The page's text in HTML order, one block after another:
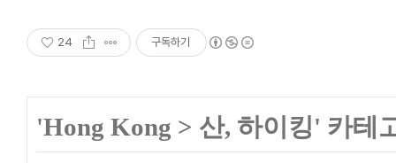
24 구독하기
'Hong Kong > 산, 하이킹' 카테